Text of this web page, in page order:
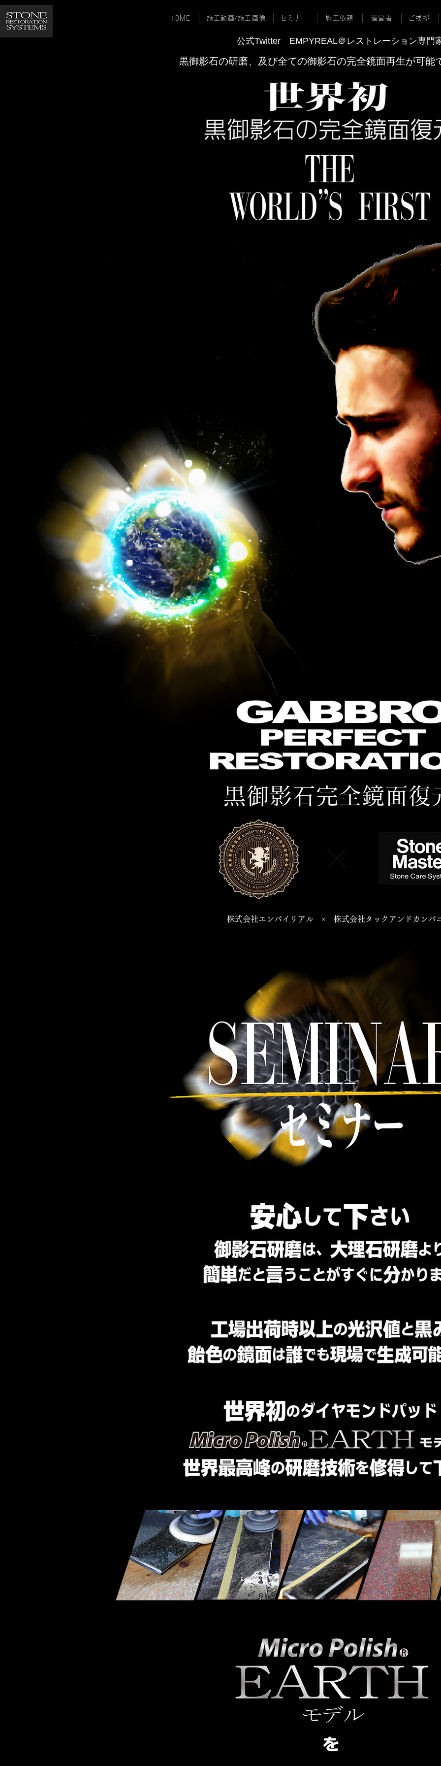
HOME 施工動画/施工画像 セミナー 施工依頼 運営者 ご挨拶
公式Twitter EMPYREAL＠レストレーション専門
黒御影石の研磨、及び全ての御影石の完全鏡面再生が可能
黒御影石完全鏡面復
株式会社エンパイリアル × 株式会社タックアンドカンパ